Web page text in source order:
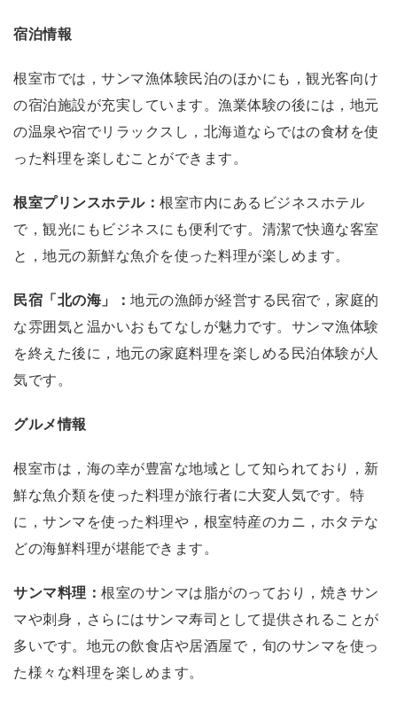
宿泊情報
根室市では，サンマ漁体験民泊のほかにも，観光客向け
の宿泊施設が充実しています。漁業体験の後には，地元
の温泉や宿でリラックスし，北海道ならではの食材を使
った料理を楽しむことができます。
根室プリンスホテル： 根室市内にあるビジネスホテル
で，観光にもビジネスにも便利です。清潔で快適な客室
と，地元の新鮮な魚介を使った料理が楽しめます。
民宿「北の海」： 地元の漁師が経営する民宿で，家庭的
な雰囲気と温かいおもてなしが魅力です。サンマ漁体験
を終えた後に，地元の家庭料理を楽しめる民泊体験が人
気です。
グルメ情報
根室市は，海の幸が豊富な地域として知られており，新
鮮な魚介類を使った料理が旅行者に大変人気です。特
に，サンマを使った料理や，根室特産のカニ，ホタテな
どの海鮮料理が堪能できます。
サンマ料理： 根室のサンマは脂がのっており，焼きサン
マや刺身，さらにはサンマ寿司として提供されることが
多いです。地元の飲食店や居酒屋で，旬のサンマを使っ
た様々な料理を楽しめます。